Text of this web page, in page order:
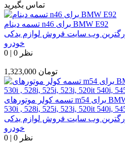
تماس بگیرید
تسمه دینام n46 برای BMW E92
وب سایت فروش لوازم یدکی
خودرو
0 | 0 نظر
1,323,000 تومان
تسمه کولر موتورهای m54 برای BMW E60 مناسب برای 535i ,
530i , 528i, 525i, 523i, 520it 540i,
وب سایت فروش لوازم یدکی
خودرو
0 | 0 نظر